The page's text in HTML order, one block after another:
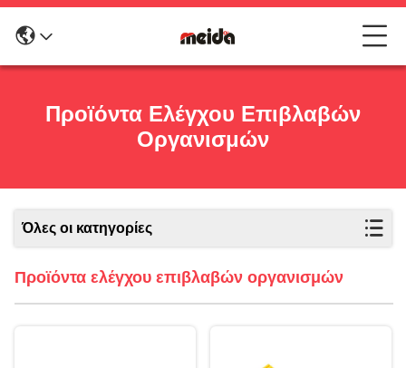
Προϊόντα Ελέγχου Επιβλαβών
Οργανισμών
Όλες οι κατηγορίες
Προϊόντα ελέγχου επιβλαβών οργανισμών